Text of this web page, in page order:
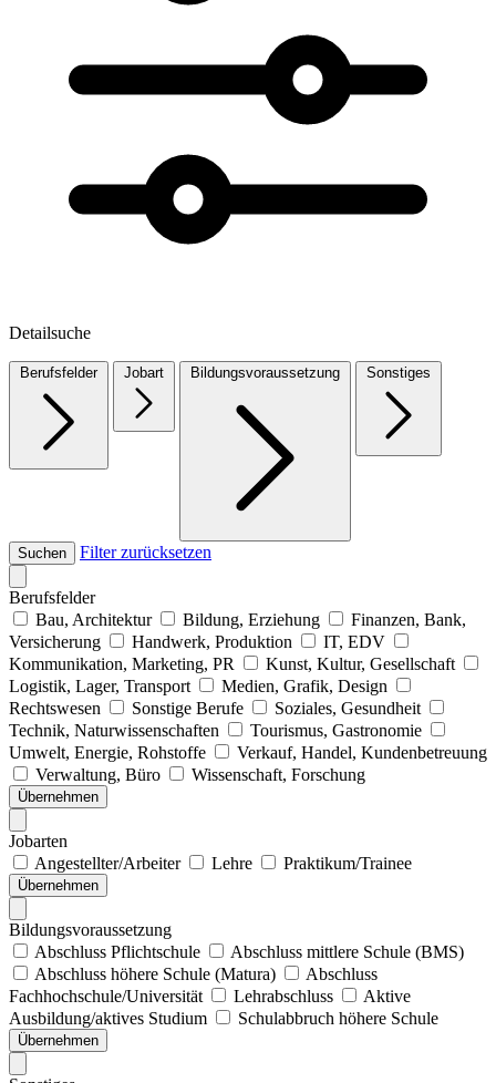
Detailsuche
Berufsfelder Jobart Bildungsvoraussetzung Sonstiges
Suchen Filter zurücksetzen
Berufsfelder
Bau, Architektur
Bildung, Erziehung
Finanzen, Bank,
Versicherung
Handwerk, Produktion
IT, EDV
Kommunikation, Marketing, PR
Kunst, Kultur, Gesellschaft
Logistik, Lager, Transport
Medien, Grafik, Design
Rechtswesen
Sonstige Berufe
Soziales, Gesundheit
Technik, Naturwissenschaften
Tourismus, Gastronomie
Umwelt, Energie, Rohstoffe
Verkauf, Handel, Kundenbetreuung
Verwaltung, Büro
Wissenschaft, Forschung
Übernehmen
Jobarten
Angestellter/Arbeiter
Lehre Praktikum/Trainee
Übernehmen
Bildungsvoraussetzung
Abschluss Pflichtschule
Abschluss mittlere Schule (BMS)
Abschluss höhere Schule (Matura)
Abschluss
Fachhochschule/Universität
Lehrabschluss
Aktive
Ausbildung/aktives Studium
Schulabbruch höhere Schule
Übernehmen